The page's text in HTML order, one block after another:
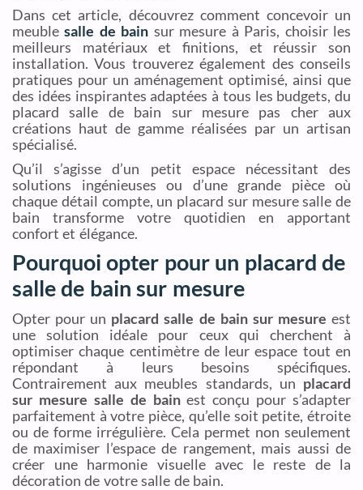
Dans cet article, découvrez comment concevoir un
meublesalle de bain sur mesure à Paris, choisir les
meilleurs matériaux et finitions, et réussir son
installation. Vous trouverez également des conseils
pratiques pour un aménagement optimisé, ainsi que
des idées inspirantes adaptées à tous les budgets, du
placard salle de bain sur mesure pas cher aux
créations haut de gamme réalisées par un artisan
spécialisé.
Qu’il s’agisse d’un petit espace nécessitant des
solutions ingénieuses ou d’une grande pièce où
chaque détail compte, un placard sur mesure salle de
bain transforme votre quotidien en apportant
confort et élégance.
Pourquoi opter pour un placard de
salle de bain sur mesure
Opter pour un placard salle de bain sur mesure est
une solution idéale pour ceux qui cherchent à
optimiser chaque centimètre de leur espace tout en
répondant à leurs besoins spécifiques.
Contrairement aux meubles standards, un placard
sur mesure salle de bainest conçu pour s’adapter
parfaitement à votre pièce, qu’elle soit petite, étroite
ou de forme irrégulière. Cela permet non seulement
de maximiser l’espace de rangement, mais aussi de
créer une harmonie visuelle avec le reste de la
décoration de votre salle de bain.